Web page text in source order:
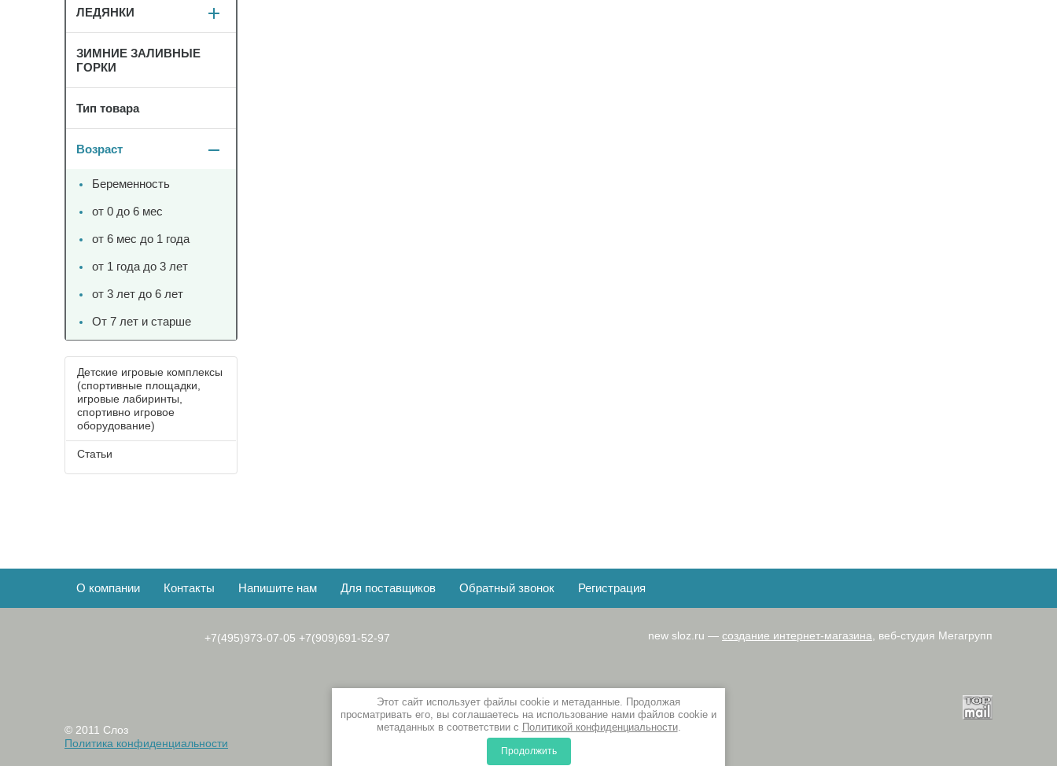
Этот сайт использует файлы cookie и метаданные. Продолжая
просматривать его, вы соглашаетесь на использование нами файлов cookie и
метаданных в соответствии с Политикой конфиденциальности.
Продолжить
ЛЕДЯНКИ
ЗИМНИЕ ЗАЛИВНЫЕ
ГОРКИ
Тип товара
Возраст
Беременность
от 0 до 6 мес
от 6 мес до 1 года
от 1 года до 3 лет
от 3 лет до 6 лет
От 7 лет и старше
Детские игровые комплексы
(спортивные площадки,
игровые лабиринты,
спортивно игровое
оборудование)
Статьи
О компании Контакты Напишите нам Для поставщиков Обратный звонок Регистрация
+7(495)973-07-05 +7(909)691-52-97 new sloz.ru — создание интернет-магазина , веб-студия Мегагрупп
© 2011 Слоз
Политика конфиденциальности